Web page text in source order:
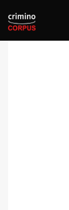
Panneau de